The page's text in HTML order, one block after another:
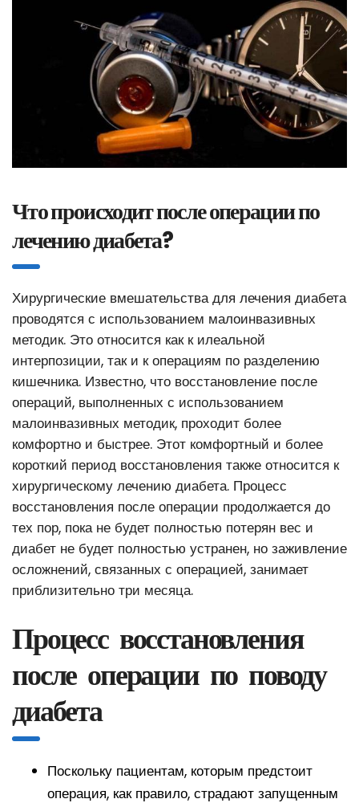
Что происходит после операции по
лечению диабета?
Хирургические вмешательства для лечения диабета
проводятся с использованием малоинвазивных
методик. Это относится как к илеальной
интерпозиции, так и к операциям по разделению
кишечника. Известно, что восстановление после
операций, выполненных с использованием
малоинвазивных методик, проходит более
комфортно и быстрее. Этот комфортный и более
короткий период восстановления также относится к
хирургическому лечению диабета. Процесс
восстановления после операции продолжается до
тех пор, пока не будет полностью потерян вес и
диабет не будет полностью устранен, но заживление
осложнений, связанных с операцией, занимает
приблизительно три месяца.
Процесс восстановления
после операции по поводу
диабета
Поскольку пациентам, которым предстоит
операция, как правило, страдают запущенным